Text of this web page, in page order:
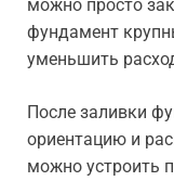
можно просто
фундамент
уменьшить
После заливки
ориентацию и
можно устроить